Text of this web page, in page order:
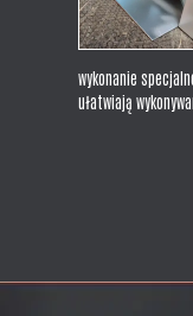
wykonanie
ułatwiają